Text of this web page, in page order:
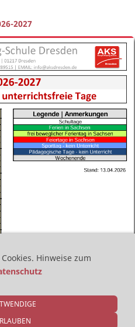
2027
Hinweise zum